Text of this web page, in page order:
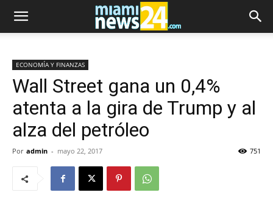
ECONOMÍA Y FINANZAS
Wall Street gana un 0,4%
atenta a la gira de Trump y al
alza del petróleo
Por admin - mayo 22, 2017 751